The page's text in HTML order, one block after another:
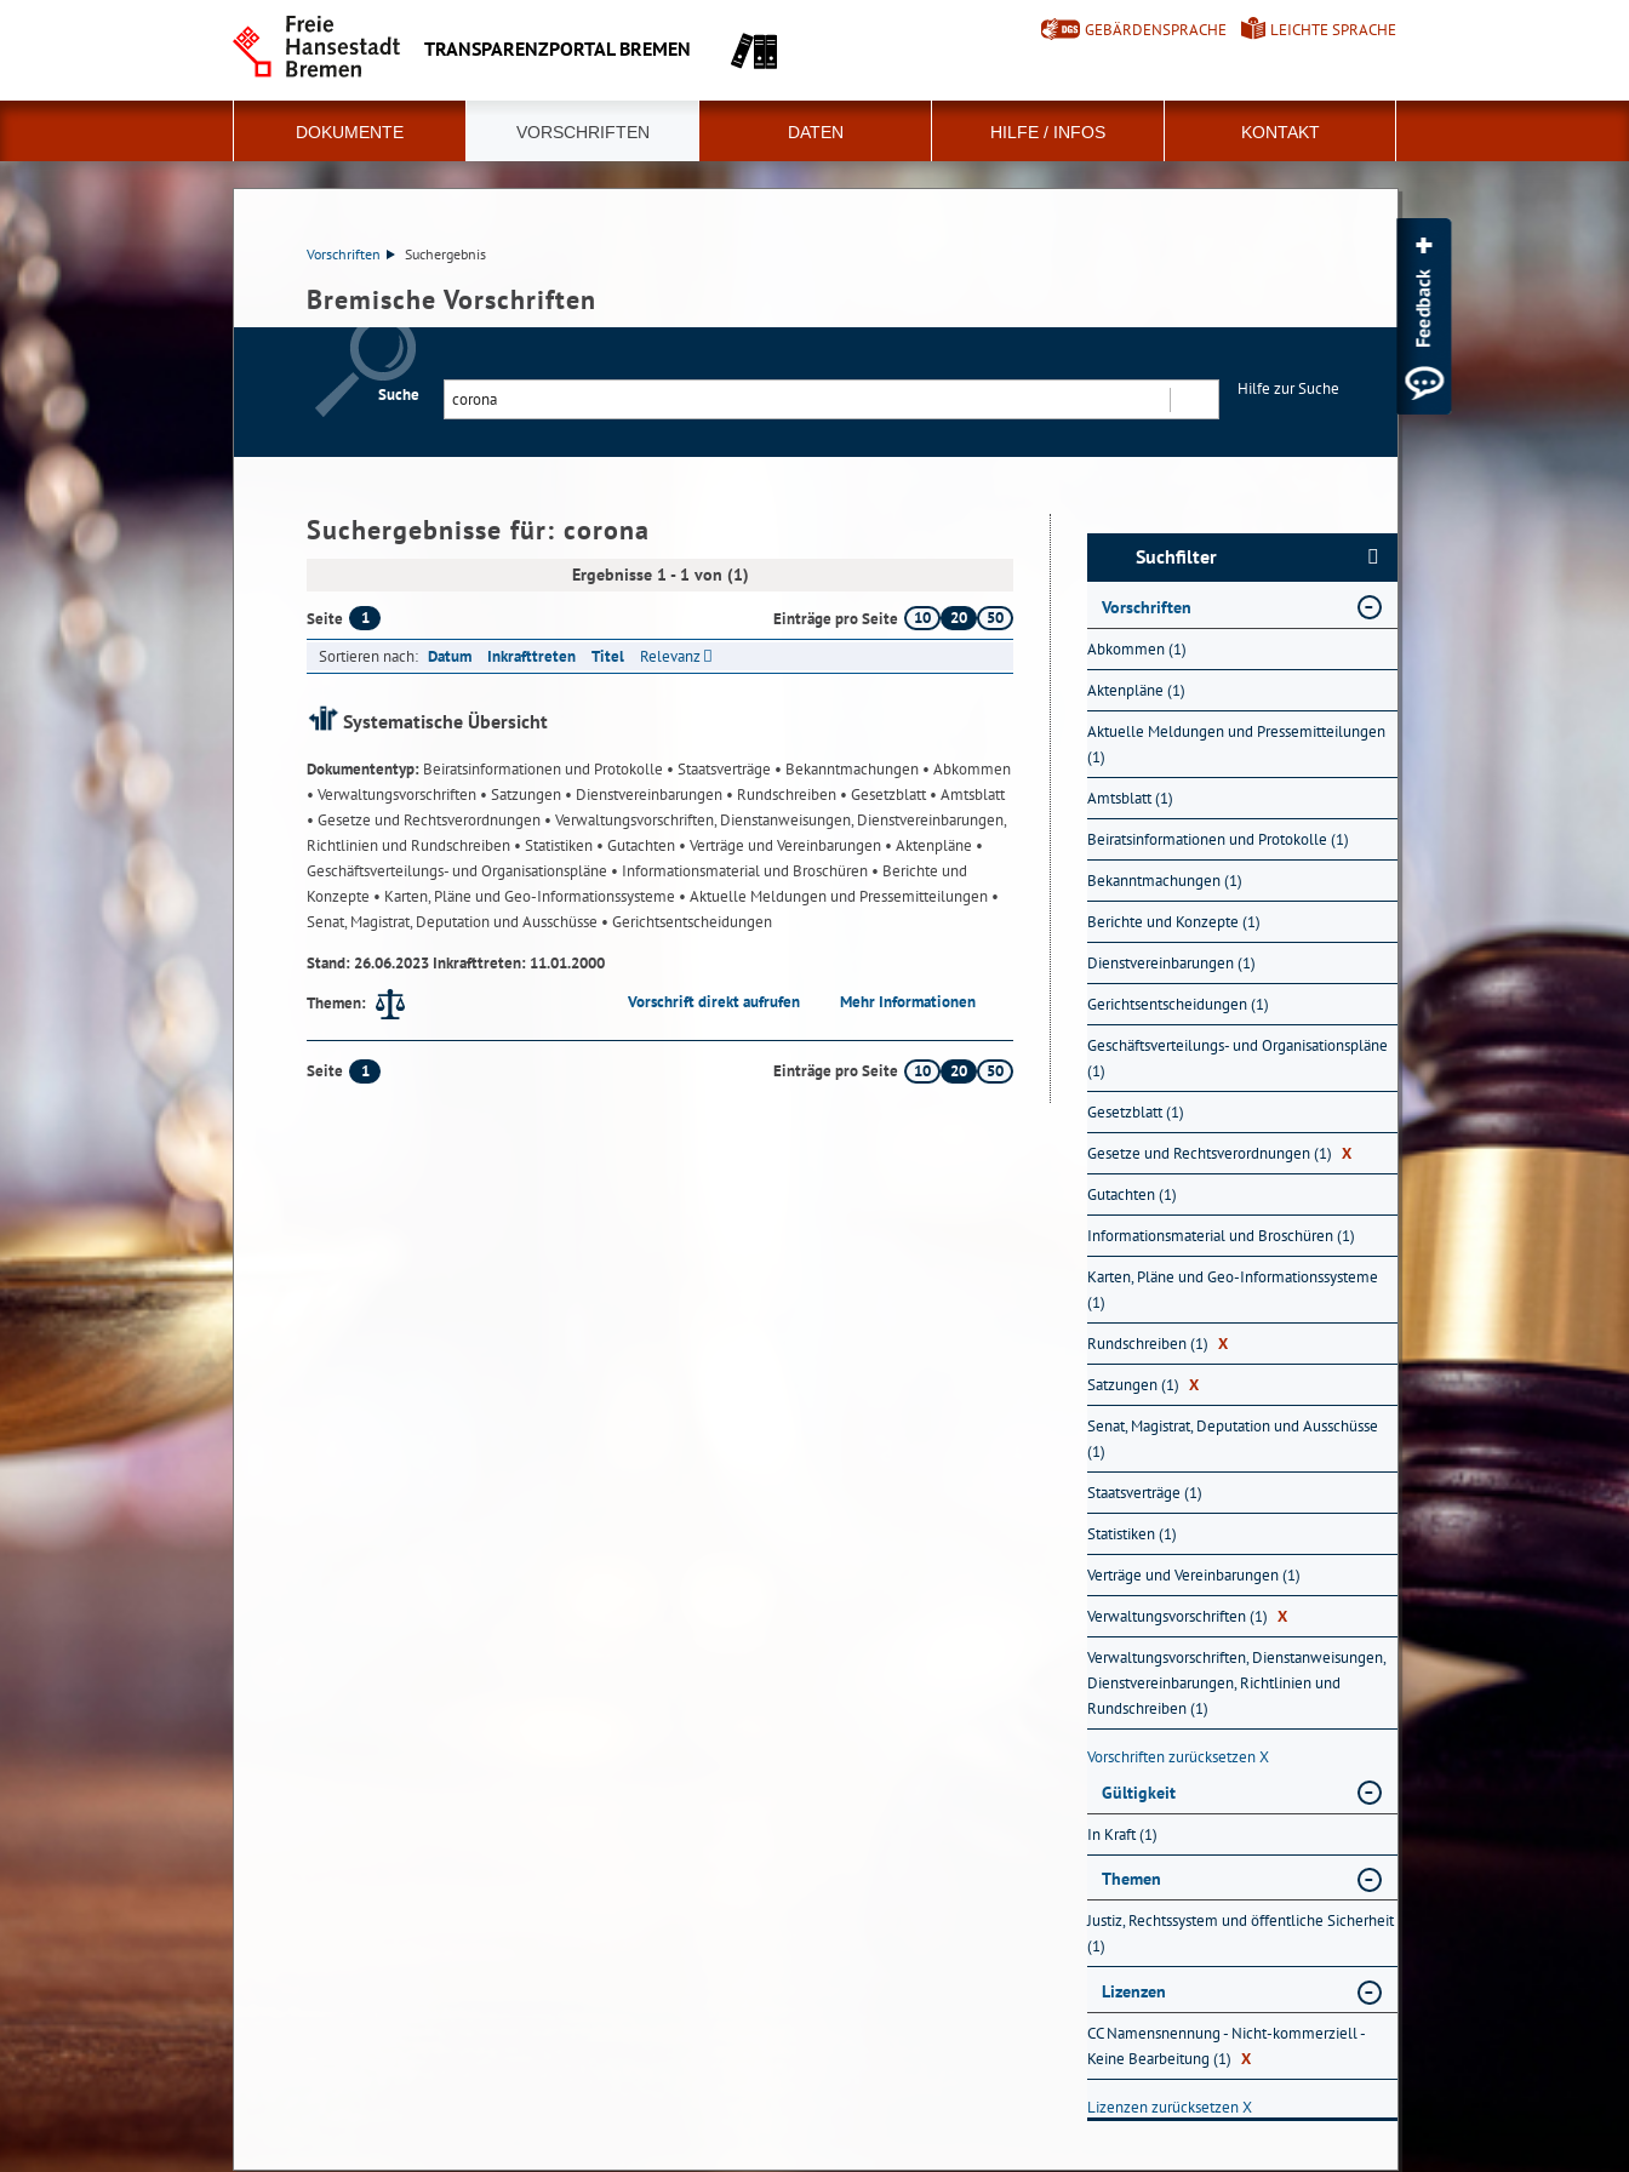
TRANSPARENZPORTAL BREMEN
GEBÄRDENSPRACHE LEICHTE SPRACHE
DOKUMENTE VORSCHRIFTEN DATEN HILFE / INFOS KONTAKT
Vorschriften Suchergebnis
Bremische Vorschriften
Suche
Hilfe zur Suche
Suchergebnisse für: corona
Ergebnisse 1 - 1 von (1)
Seite 1 Einträge pro Seite 10 20
50
Sortieren nach: Datum Inkrafttreten Titel Relevanz
Systematische Übersicht
Dokumententyp: Beiratsinformationen und Protokolle • Staatsverträge • Bekanntmachungen • Abkommen
• Verwaltungsvorschriften • Satzungen • Dienstvereinbarungen • Rundschreiben • Gesetzblatt• Amtsblatt
• Gesetze und Rechtsverordnungen • Verwaltungsvorschriften, Dienstanweisungen, Dienstvereinbarungen,
Richtlinien und Rundschreiben • Statistiken • Gutachten • Verträge und Vereinbarungen • Aktenpläne •
Geschäftsverteilungs- und Organisationspläne • Informationsmaterial und Broschüren • Berichte und
Konzepte • Karten, Pläne und Geo-Informationssysteme • Aktuelle Meldungen und Pressemitteilungen •
Senat, Magistrat, Deputation und Ausschüsse • Gerichtsentscheidungen
Stand: 26.06.2023 Inkrafttreten: 11.01.2000
Themen:
Vorschrift direkt aufrufen Mehr Informationen
Seite 1 Einträge pro Seite 10 20 50
Suchfilter
Vorschriften
Abkommen (1)
Aktenpläne (1)
Aktuelle Meldungen und Pressemitteilungen
(1)
Amtsblatt (1)
Beiratsinformationen und Protokolle (1)
Bekanntmachungen (1)
Berichte und Konzepte (1)
Dienstvereinbarungen (1)
Gerichtsentscheidungen (1)
Geschäftsverteilungs- und Organisationspläne
(1)
Gesetzblatt (1)
Gesetze und Rechtsverordnungen (1) X
Gutachten (1)
Informationsmaterial und Broschüren (1)
Karten, Pläne und Geo-Informationssysteme
(1)
Rundschreiben (1) X
Satzungen (1) X
Senat, Magistrat, Deputation und Ausschüsse
(1)
Staatsverträge (1)
Statistiken (1)
Verträge und Vereinbarungen (1)
Verwaltungsvorschriften (1) X
Verwaltungsvorschriften, Dienstanweisungen,
Dienstvereinbarungen, Richtlinien und
Rundschreiben (1)
Vorschriften zurücksetzenX
Gültigkeit
In Kraft (1)
Themen
Justiz, Rechtssystem und öffentliche Sicherheit
(1)
Lizenzen
CC Namensnennung - Nicht-kommerziell -
Keine Bearbeitung (1) X
Lizenzen zurücksetzenX